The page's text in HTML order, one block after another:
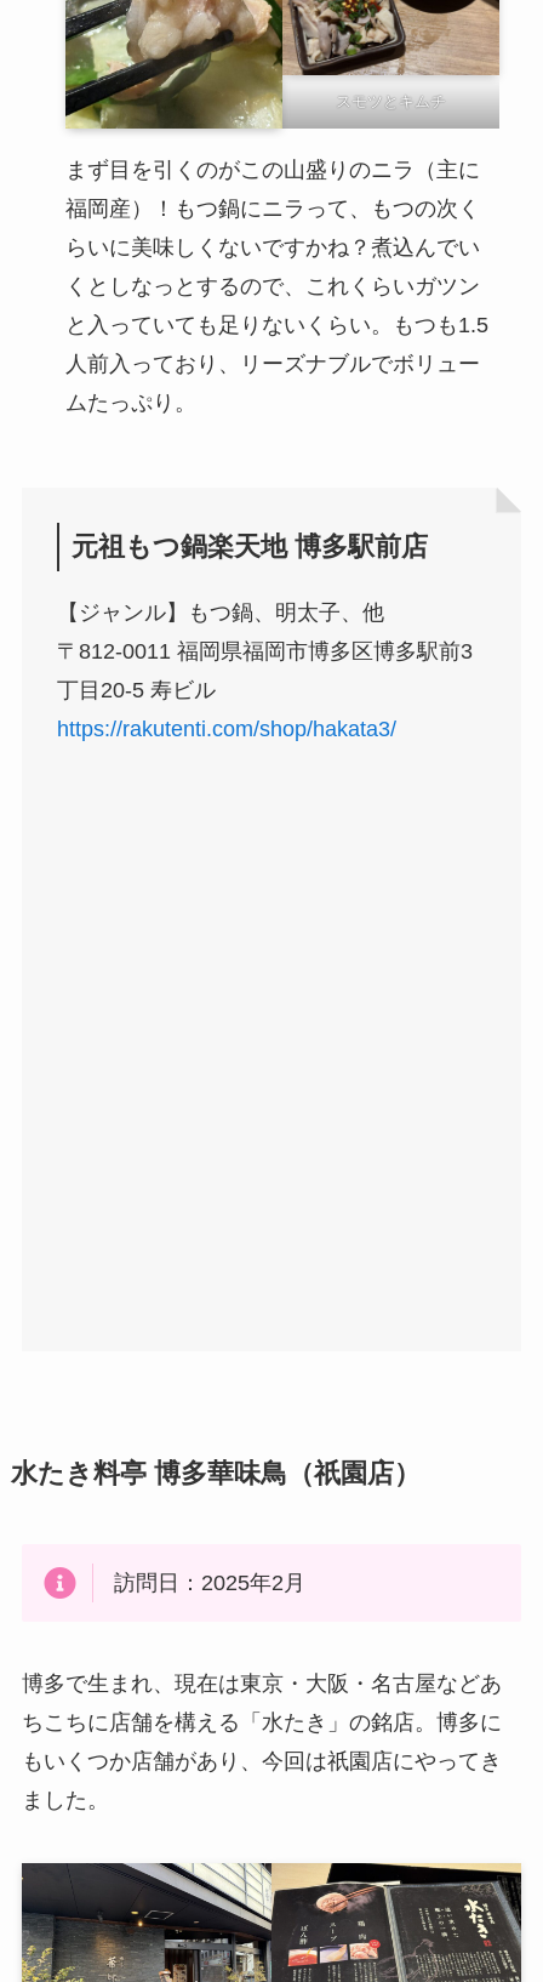
スモツとキムチ
まず目を引くのがこの山盛りのニラ（主に
福岡産）！もつ鍋にニラって、もつの次く
らいに美味しくないですかね？煮込んでい
くとしなっとするので、これくらいガツン
と入っていても足りないくらい。もつも1.5
人前入っており、リーズナブルでボリュー
ムたっぷり。
元祖もつ鍋楽天地 博多駅前店
【ジャンル】もつ鍋、明太子、他
〒812-0011 福岡県福岡市博多区博多駅前3
丁目20-5 寿ビル
https://rakutenti.com/shop/hakata3/
水たき料亭 博多華味鳥（祇園店）
訪問日：2025年2月
博多で生まれ、現在は東京・大阪・名古屋などあ
ちこちに店舗を構える「水たき」の銘店。博多に
もいくつか店舗があり、今回は祇園店にやってき
ました。